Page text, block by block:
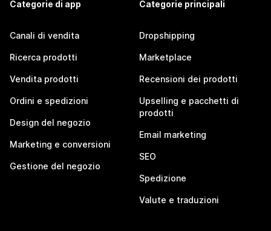
Categorie di app
Canali di vendita
Ricerca prodotti
Vendita prodotti
Ordini e spedizioni
Design del negozio
Marketing e conversioni
Gestione del negozio
Categorie principali
Dropshipping
Marketplace
Recensioni dei prodotti
Upselling e pacchetti di
prodotti
Email marketing
SEO
Spedizione
Valute e traduzioni